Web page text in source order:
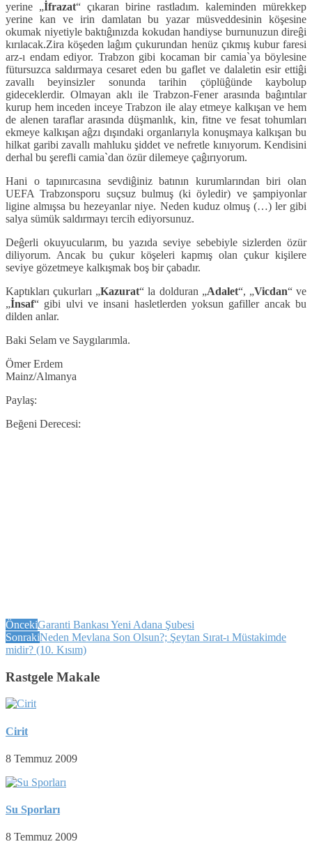
yerine „İfrazat“ çıkaran birine rastladım. kaleminden mürekkep
yerine kan ve irin damlatan bu yazar müsveddesinin köşesine
okumak niyetiyle baktıĝınızda kokudan handiyse burnunuzun direĝi
kırılacak.Zira köşeden laĝım çukurundan henüz çıkmış kubur faresi
arz-ı endam ediyor. Trabzon gibi kocaman bir camia`ya böylesine
fütursuzca saldırmaya cesaret eden bu gaflet ve dalaletin esir ettiĝi
zavallı beyinsizler sonunda tarihin çöplüĝünde kaybolup
gideceklerdir. Olmayan aklı ile Trabzon-Fener arasında baĝıntılar
kurup hem inceden inceye Trabzon ile alay etmeye kalkışan ve hem
de alenen taraflar arasında düşmanlık, kin, fitne ve fesat tohumları
ekmeye kalkışan aĝzı dışındaki organlarıyla konuşmaya kalkışan bu
hilkat garibi zavallı mahluku şiddet ve nefretle kınıyorum. Kendisini
derhal bu şerefli camia`dan özür dilemeye çaĝırıyorum.
Hani o tapınırcasına sevdiĝiniz batının kurumlarından biri olan
UEFA Trabzonsporu suçsuz bulmuş (ki öyledir) ve şampiyonlar
ligine almışsa bu hezeyanlar niye. Neden kuduz olmuş (…) ler gibi
salya sümük saldırmayı tercih ediyorsunuz.
Deĝerli okuyucularım, bu yazıda seviye sebebiyle sizlerden özür
diliyorum. Ancak bu çukur köşeleri kapmış olan çukur kişilere
seviye gözetmeye kalkışmak boş bir çabadır.
Kaptıkları çukurları „Kazurat“ la dolduran „Adalet“, „Vicdan“ ve
„İnsaf“ gibi ulvi ve insani hasletlerden yoksun gafiller ancak bu
dilden anlar.
Baki Selam ve Saygılarımla.
Ömer Erdem
Mainz/Almanya
Paylaş:
Beğeni Derecesi:
ÖncekiGaranti Bankası Yeni Adana Şubesi
SonrakiNeden Mevlana Son Olsun?; Şeytan Sırat-ı Müstakimde
midir? (10. Kısım)
Rastgele Makale
Cirit
8 Temmuz 2009
Su Sporları
8 Temmuz 2009